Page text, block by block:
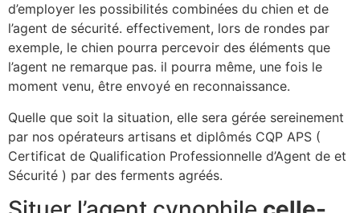
d’employer les possibilités combinées du chien et de
l’agent de sécurité. effectivement, lors de rondes par
exemple, le chien pourra percevoir des éléments que
l’agent ne remarque pas. il pourra même, une fois le
moment venu, être envoyé en reconnaissance.
Quelle que soit la situation, elle sera gérée sereinement
par nos opérateurs artisans et diplômés CQP APS (
Certificat de Qualification Professionnelle d’Agent de et
Sécurité ) par des ferments agréés.